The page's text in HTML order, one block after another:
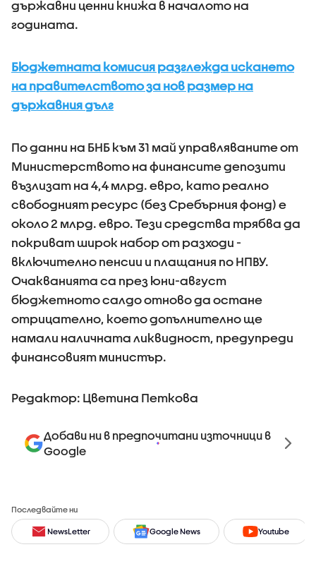
държавни ценни книжа в началото на
годината.
Бюджетната комисия разглежда искането
на правителството за нов размер на
държавния дълг
По данни на БНБ към 31 май управляваните от
Министерството на финансите депозити
възлизат на 4,4 млрд. евро, като реално
свободният ресурс (без Сребърния фонд) е
около 2 млрд. евро. Тези средства трябва да
покриват широк набор от разходи -
включително пенсии и плащания по НПВУ.
Очакванията са през юни-август
бюджетното салдо отново да остане
отрицателно, което допълнително ще
намали наличната ликвидност, предупреди
финансовият министър.
Редактор: Цветина Петкова
Добави ни в предпочитани източници в
Google
Последвайте ни
NewsLetter Google News Youtube